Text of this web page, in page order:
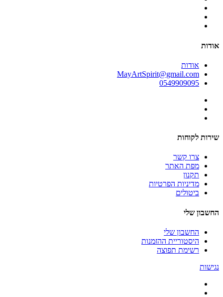
אודות
אודות
MayArtSpirit@gmail.com
0549909095
שירות לקוחות
צרו קשר
מפת האתר
תקנון
מדיניות הפרטיות
ביטולים
החשבון שלי
החשבון שלי
היסטוריית ההזמנות
רשימת תפוצה
נגישות